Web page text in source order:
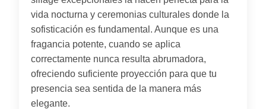
vida nocturna y ceremonias culturales donde la
sofisticación es fundamental. Aunque es una
fragancia potente, cuando se aplica
correctamente nunca resulta abrumadora,
ofreciendo suficiente proyección para que tu
presencia sea sentida de la manera más
elegante.